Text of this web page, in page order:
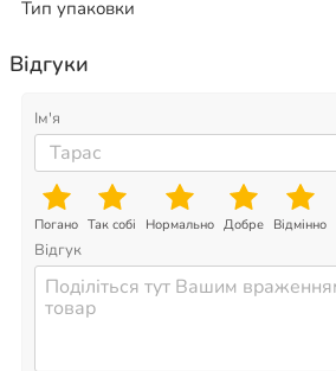
Тип упаковки
Відгуки
Ім'я
Відмінно
Добре
Нормально
Так собі
Погано
Відгук